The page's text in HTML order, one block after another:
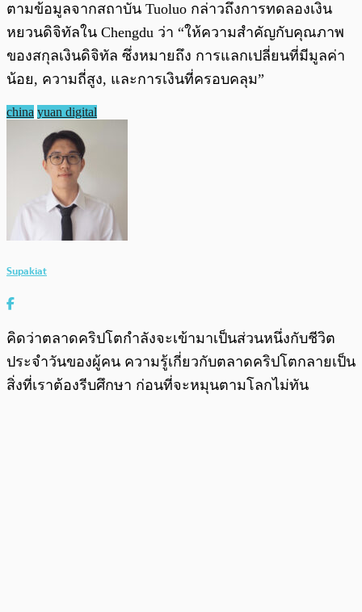
ตามข้อมูลจากสถาบัน Tuoluo กล่าวถึงการทดลองเงิน
หยวนดิจิทัลใน Chengdu ว่า “ให้ความสำคัญกับคุณภาพ
ของสกุลเงินดิจิทัล ซึ่งหมายถึง การแลกเปลี่ยนที่มีมูลค่า
น้อย, ความถี่สูง, และการเงินที่ครอบคลุม”
china yuan digital
Supakiat
คิดว่าตลาดคริปโตกำลังจะเข้ามาเป็นส่วนหนึ่งกับชีวิต
ประจำวันของผู้คน ความรู้เกี่ยวกับตลาดคริปโตกลายเป็น
สิ่งที่เราต้องรีบศึกษา ก่อนที่จะหมุนตามโลกไม่ทัน